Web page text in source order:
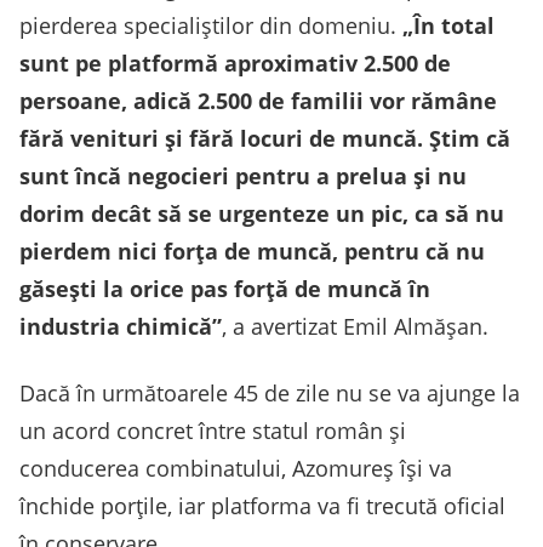
pierderea specialiștilor din domeniu. „În total
sunt pe platformă aproximativ 2.500 de
persoane, adică 2.500 de familii vor rămâne
fără venituri și fără locuri de muncă. Știm că
sunt încă negocieri pentru a prelua și nu
dorim decât să se urgenteze un pic, ca să nu
pierdem nici forța de muncă, pentru că nu
găsești la orice pas forță de muncă în
industria chimică”, a avertizat Emil Almășan.
Dacă în următoarele 45 de zile nu se va ajunge la
un acord concret între statul român și
conducerea combinatului, Azomureș își va
închide porțile, iar platforma va fi trecută oficial